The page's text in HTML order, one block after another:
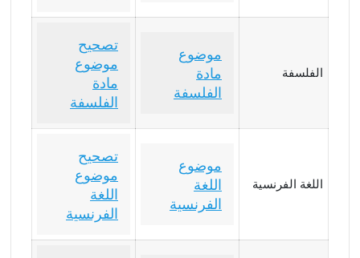
الفلسفة
موضوع
مادة
الفلسفة
تصحيح
موضوع
مادة
الفلسفة
اللغة الفرنسية
موضوع
اللغة
الفرنسية
تصحيح
موضوع
اللغة
الفرنسية